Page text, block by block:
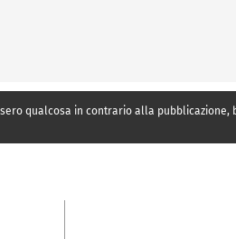
qualcosa in contrario alla pubblicazione,